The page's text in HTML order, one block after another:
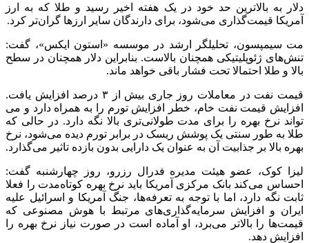
دلار به بالاترین حد خود در یک هفته اخیر رسید و طلا که به ارز
آمریکا قیمت‌گذاری می‌شود، برای دارندگان سایر ارزها گران‌تر کرد.
مت سیمپسون، تحلیلگر ارشد در موسسه «استون ایکس»، گفت:
تنش‌های ژئوپلیتیکی همچنان بالاست. بنابراین دلار همچنان در سطح
بالا و طلا احتمالا تحت فشار باقی خواهد ماند.
قیمت نفت در معاملات روز جاری بیش از ۳ درصد افزایش یافت.
افزایش قیمت نفت خام، خطر افزایش تورم را به همراه دارد و می
تواند نرخ بهره را برای مدت طولانی‌تری بالا نگه دارد. در حالی که
طلا به طور سنتی یک پوشش ریسک در برابر تورم دیده می‌شود، نرخ
بهره بالا بر جذابیت آن به عنوان یک دارایی بدون بازده تاثیر می‌گذارد.
لیزا کوک، عضو هیئت مدیره فدرال رزرو، روز چهارشنبه گفت:
احساس می‌کند بانک مرکزی آمریکا باید نرخ بهره کوتاه‌مدت را فعلا
ثابت نگه دارد، اما با توجه به تعرفه‌ها، جنگ آمریکا و اسرائیل علیه
ایران و افزایش سرمایه‌گذاری‌های مرتبط با هوش مصنوعی که
قیمت‌ها را بالاتر می‌برد، او آماده است در صورت نیاز نرخ‌ بهره را
افزایش دهد.